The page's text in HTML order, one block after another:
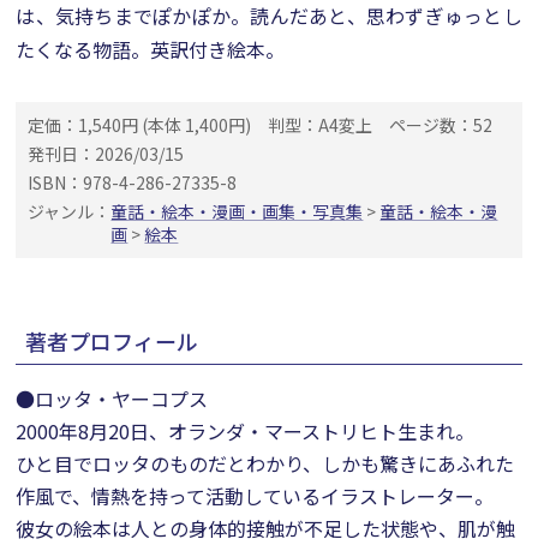
は、気持ちまでぽかぽか。読んだあと、思わずぎゅっとし
たくなる物語。英訳付き絵本。
定価：1,540円 (本体 1,400円) 判型：A4変上
ページ数：52
発刊日：2026/03/15
ISBN：978-4-286-27335-8
ジャンル： 童話・絵本・漫画・画集・写真集 > 童話・絵本・漫
画 >絵本
著者プロフィール
●ロッタ・ヤーコプス
2000年8月20日、オランダ・マーストリヒト生まれ。
ひと目でロッタのものだとわかり、しかも驚きにあふれた
作風で、情熱を持って活動しているイラストレーター。
彼女の絵本は人との身体的接触が不足した状態や、肌が触